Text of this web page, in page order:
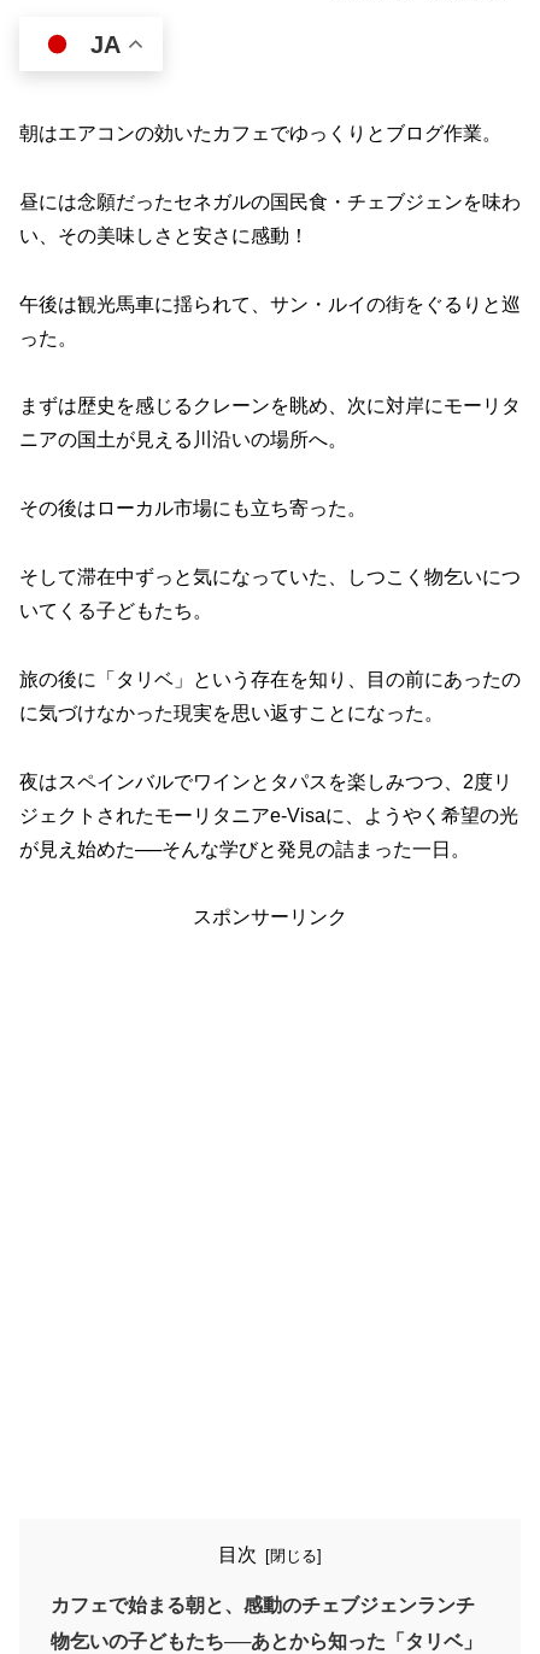
JA
朝はエアコンの効いたカフェでゆっくりとブログ作業。
昼には念願だったセネガルの国民食・チェブジェンを味わ
い、その美味しさと安さに感動！
午後は観光馬車に揺られて、サン・ルイの街をぐるりと巡
った。
まずは歴史を感じるクレーンを眺め、次に対岸にモーリタ
ニアの国土が見える川沿いの場所へ。
その後はローカル市場にも立ち寄った。
そして滞在中ずっと気になっていた、しつこく物乞いにつ
いてくる子どもたち。
旅の後に「タリベ」という存在を知り、目の前にあったの
に気づけなかった現実を思い返すことになった。
夜はスペインバルでワインとタパスを楽しみつつ、2度リ
ジェクトされたモーリタニアe-Visaに、ようやく希望の光
が見え始めた──そんな学びと発見の詰まった一日。
スポンサーリンク
目次
カフェで始まる朝と、感動のチェブジェンランチ
物乞いの子どもたち──あとから知った「タリベ」